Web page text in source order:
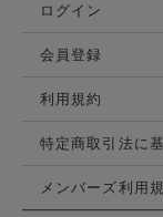
ログイン
会員登録
利用規約
特定商取引法に
メンバーズ利用